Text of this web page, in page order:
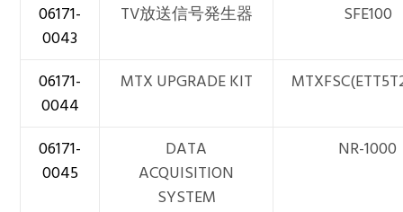
06171-
0043
TV放送信号発生器 SFE100
06171-
0044
MTX UPGRADE KIT
06171-
0045
DATA
ACQUISITION
SYSTEM
NR-1000